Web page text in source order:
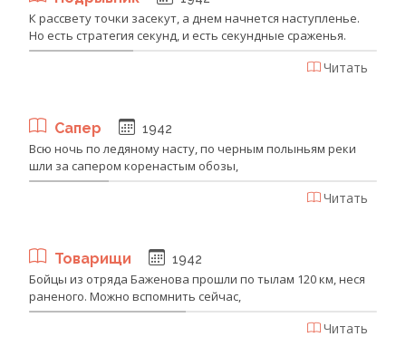
К рассвету точки засекут, а днем начнется наступленье.
Но есть стратегия секунд, и есть секундные сраженья.
Читать
Сапер 1942
Всю ночь по ледяному насту, по черным полыньям реки
шли за сапером коренастым обозы,
Читать
Товарищи 1942
Бойцы из отряда Баженова прошли по тылам 120 км, неся
раненого. Можно вспомнить сейчас,
Читать